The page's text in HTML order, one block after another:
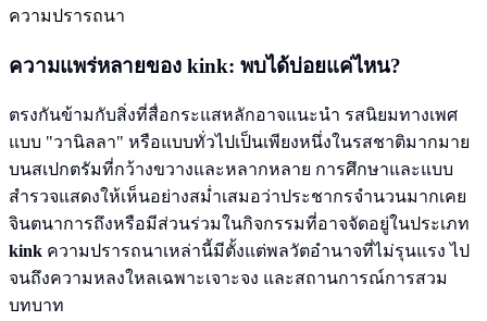
ความปรารถนา
ความแพร่หลายของ kink: พบได้บ่อยแค่ไหน?
ตรงกันข้ามกับสิ่งที่สื่อกระแสหลักอาจแนะนำ รสนิยมทางเพศ
แบบ "วานิลลา" หรือแบบทั่วไปเป็นเพียงหนึ่งในรสชาติมากมาย
บนสเปกตรัมที่กว้างขวางและหลากหลาย การศึกษาและแบบ
สำรวจแสดงให้เห็นอย่างสม่ำเสมอว่าประชากรจำนวนมากเคย
จินตนาการถึงหรือมีส่วนร่วมในกิจกรรมที่อาจจัดอยู่ในประเภท
kink ความปรารถนาเหล่านี้มีตั้งแต่พลวัตอำนาจที่ไม่รุนแรง ไป
จนถึงความหลงใหลเฉพาะเจาะจง และสถานการณ์การสวม
บทบาท